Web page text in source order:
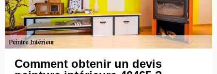
Comment obtenir un devis